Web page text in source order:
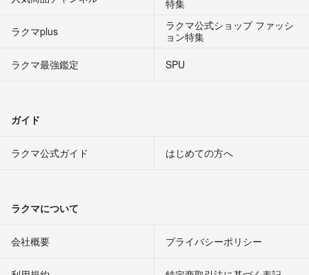
特集
ラクマplus
ラクマ公式ショップ ファッシ
ョン特集
ラクマ最強鑑定
SPU
ガイド
ラクマ公式ガイド はじめての方へ
ラクマについて
会社概要 プライバシーポリシー